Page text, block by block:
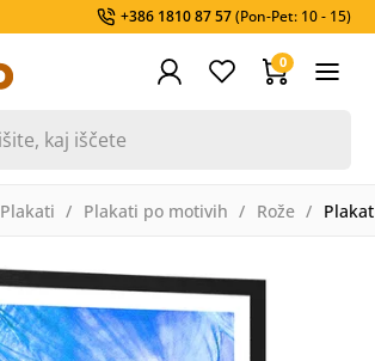
+386 1810 87 57(Pon-Pet: 10 - 15)
0
Plakati Plakati po motivih Rože